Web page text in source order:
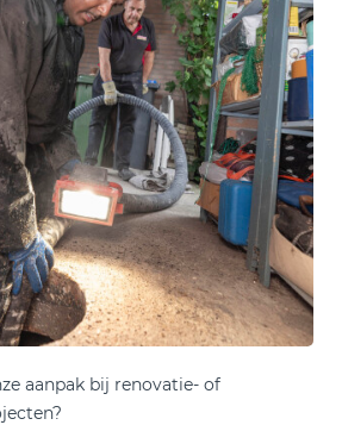
aanpak bij renovatie- of